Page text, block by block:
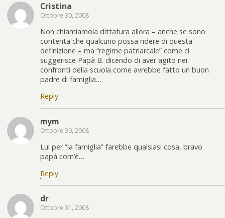
Cristina
Ottobre 30, 2008
Non chiamiamola dittatura allora – anche se sono
contenta che qualcuno possa ridere di questa
definizione – ma “regime patriarcale” come ci
suggerisce Papà B. dicendo di aver agito nei
confronti della scuola come avrebbe fatto un buon
padre di famiglia…
Reply
mym
Ottobre 30, 2008
Lui per “la famiglia” farebbe qualsiasi cosa, bravo
papà com’è…
Reply
dr
Ottobre 31, 2008